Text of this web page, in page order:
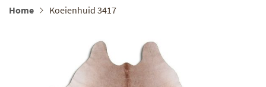
Home Koeienhuid 3417